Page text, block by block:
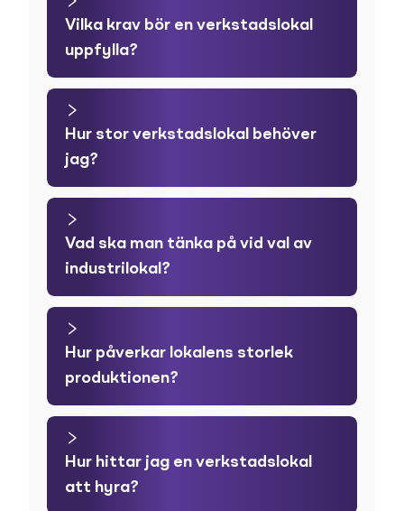
Vilka krav bör en verkstadslokal
uppfylla?
Hur stor verkstadslokal behöver
jag?
Vad ska man tänka på vid val av
industrilokal?
Hur påverkar lokalens storlek
produktionen?
Hur hittar jag en verkstadslokal
att hyra?